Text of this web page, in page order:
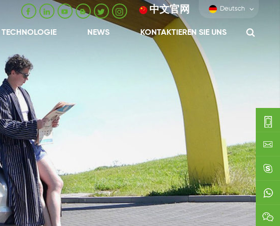
中文官网 Deutsch
TECHNOLOGIE NEWS KONTAKTIEREN SIE UNS
0086-
0592-